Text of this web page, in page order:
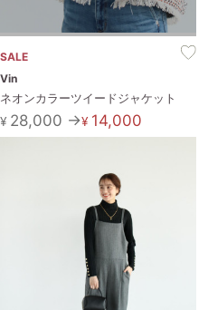
SALE
Vin
ネオンカラーツイードジャケット
¥28,000 →¥14,000